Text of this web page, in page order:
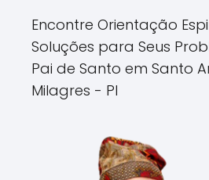
Encontre Orientação
Soluções para Seus
Pai de Santo em Santo
Milagres - PI